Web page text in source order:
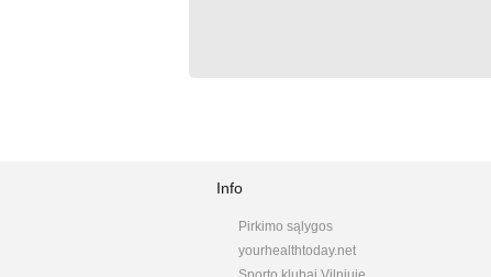
Info
Pirkimo sąlygos
yourhealthtoday.net